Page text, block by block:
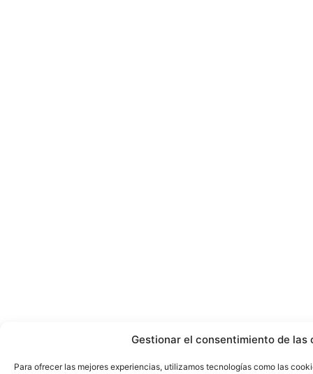
Gestionar el consentimiento de las
Para ofrecer las mejores experiencias, utilizamos tecnologías como las